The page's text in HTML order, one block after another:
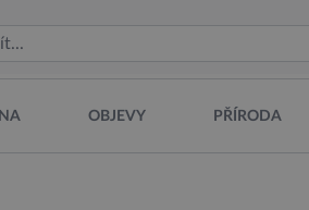
OBJEVY PŘÍRODA